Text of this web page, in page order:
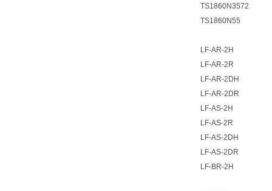
TS1860N3572
TS1860N55
LF-AR-2H
LF-AR-2R
LF-AR-2DH
LF-AR-2DR
LF-AS-2H
LF-AS-2R
LF-AS-2DH
LF-AS-2DR
LF-BR-2H